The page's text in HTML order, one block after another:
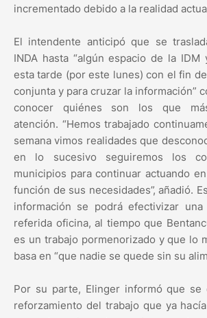
incrementado debido a la realidad
El intendente anticipó que se
INDA hasta “algún espacio de la
esta tarde (por este lunes) con el fin
conjunta y para cruzar la información”
conocer quiénes son los que
atención. “Hemos trabajado
semana vimos realidades que
en lo sucesivo seguiremos los
municipios para continuar actuando
función de sus necesidades”, añadió.
información se podrá efectivizar
referida oficina, al tiempo que
es un trabajo pormenorizado y que lo
basa en “que nadie se quede sin su
Por su parte, Elinger informó que se
reforzamiento del trabajo que ya